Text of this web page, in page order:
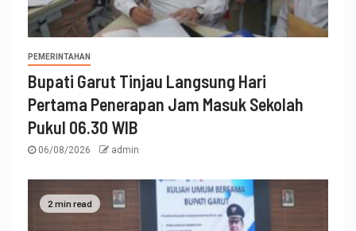
PEMERINTAHAN
Bupati Garut Tinjau Langsung Hari
Pertama Penerapan Jam Masuk Sekolah
Pukul 06.30 WIB
06/08/2026 admin
2 min read